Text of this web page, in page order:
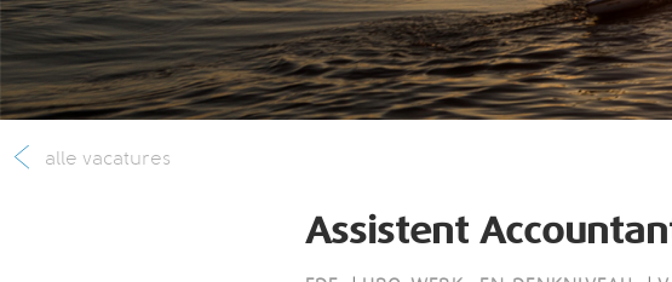
alle vacatures
Assistent